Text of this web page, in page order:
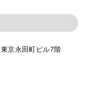
京永田町ビル7階